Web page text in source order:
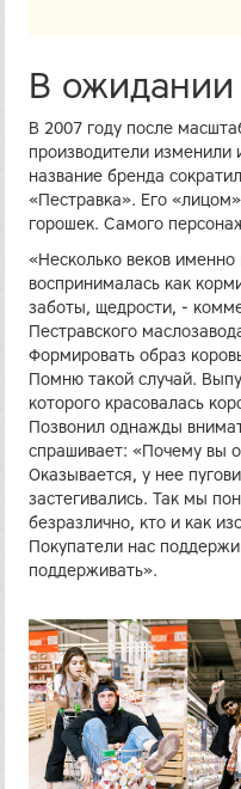
В ожидании
В 2007 году после
производители изменили
название бренда
«Пестравка». Его
горошек. Самого
«Несколько веков именно
воспринималась как
заботы, щедрости, -
Пестравского
Формировать образ
Помню такой случай.
которого красовалась
Позвонил однажды
спрашивает: «Почему вы
Оказывается, у нее
застегивались. Так мы
безразлично, кто и как
Покупатели нас
поддерживать».